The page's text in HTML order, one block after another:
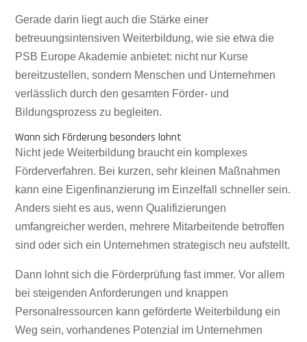
Gerade darin liegt auch die Stärke einer
betreuungsintensiven Weiterbildung, wie sie etwa die
PSB Europe Akademie anbietet: nicht nur Kurse
bereitzustellen, sondern Menschen und Unternehmen
verlässlich durch den gesamten Förder- und
Bildungsprozess zu begleiten.
Wann sich Förderung besonders lohnt
Nicht jede Weiterbildung braucht ein komplexes
Förderverfahren. Bei kurzen, sehr kleinen Maßnahmen
kann eine Eigenfinanzierung im Einzelfall schneller sein.
Anders sieht es aus, wenn Qualifizierungen
umfangreicher werden, mehrere Mitarbeitende betroffen
sind oder sich ein Unternehmen strategisch neu aufstellt.
Dann lohnt sich die Förderprüfung fast immer. Vor allem
bei steigenden Anforderungen und knappen
Personalressourcen kann geförderte Weiterbildung ein
Weg sein, vorhandenes Potenzial im Unternehmen